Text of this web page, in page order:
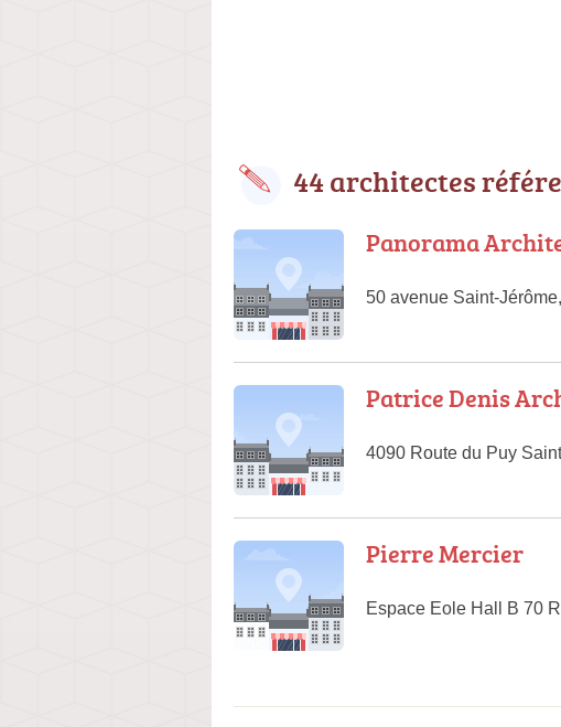
44 architectes
Panorama
50 avenue Saint-
Patrice Denis
4090 Route du Puy
Pierre Mercier
Espace Eole Hall B 70